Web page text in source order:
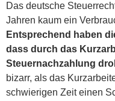
Das deutsche
Jahren kaum ein
Entsprechend haben
dass durch das
Steuernachzahlung
bizarr, als das
schwierigen Zeit einen